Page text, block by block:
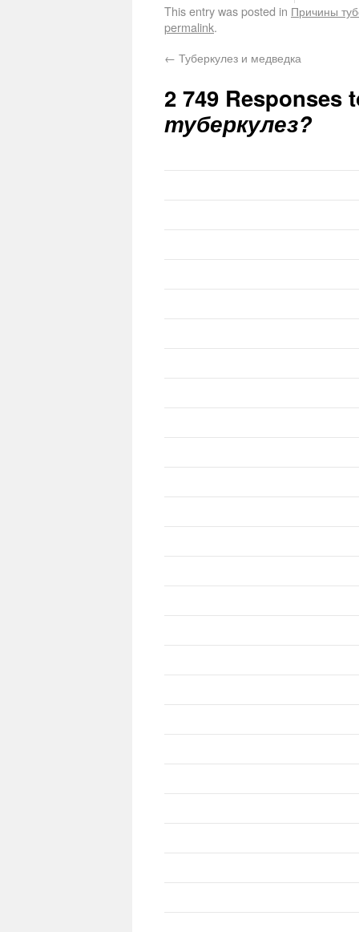
This entry was posted in Причины
permalink.
← Туберкулез и медведка
2 749 Responses
туберкулез?